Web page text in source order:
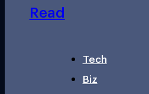
Read
Tech
Biz